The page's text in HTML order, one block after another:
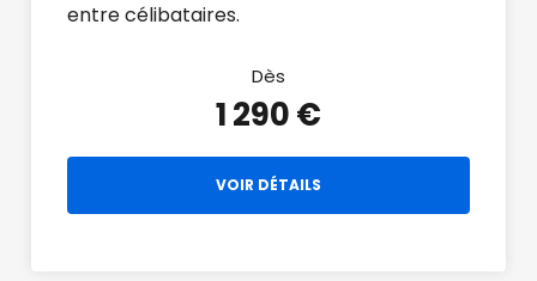
entre célibataires.
Dès
1 290 €
VOIR DÉTAILS